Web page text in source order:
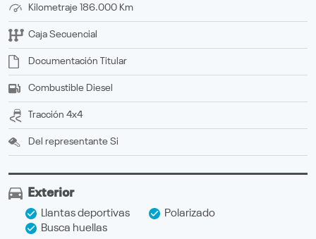
Kilometraje 186.000 Km
Caja Secuencial
Documentación titular
Combustible Diesel
Tracción 4x4
Del representante Si
Exterior
Llantas deportivas
Polarizado
Busca huellas